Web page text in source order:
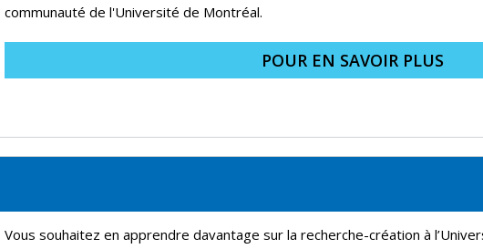
communauté de l'Université de Montréal.
POUR EN SAVOIR PLUS
Vous souhaitez en apprendre davantage sur la recherche-création à